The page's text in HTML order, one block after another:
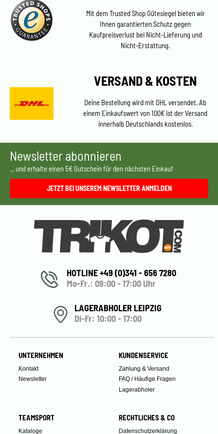
Mit dem Trusted Shop Gütesiegel bieten wir
Ihnen garantierten Schutz gegen
Kaufpreisverlust bei Nicht-Lieferung und
Nicht-Erstattung.
VERSAND & KOSTEN
Deine Bestellung wird mit DHL versendet. Ab
einem Einkaufswert von 100€ ist der Versand
innerhalb Deutschlands kostenlos.
Newsletter abonnieren
... und erhalte einen 5€ Gutschein für den nächsten Einkauf
JETZT BEI UNSEREM NEWSLETTER ANMELDEN
HOTLINE +49 (0)341 - 656 7280
Mo-Fr.: 09:00 - 17:00 Uhr
LAGERABHOLER LEIPZIG
Di-Fr: 10:00 - 17:00
UNTERNEHMEN
Kontakt
Newsletter
KUNDENSERVICE
Zahlung & Versand
FAQ / Häufige Fragen
Lagerabholer
TEAMSPORT
Kataloge
RECHTLICHES & CO
Datenschutzerklärung